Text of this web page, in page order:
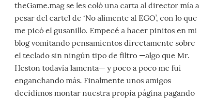
theGame.mag se les coló una carta al director mía a
pesar del cartel de ‘No alimente al EGO’, con lo que
me picó el gusanillo. Empecé a hacer pinitos en mi
blog vomitando pensamientos directamente sobre
el teclado sin ningún tipo de filtro —algo que Mr.
Heston todavía lamenta— y poco a poco me fui
enganchando más. Finalmente unos amigos
decidimos montar nuestra propia página pagando